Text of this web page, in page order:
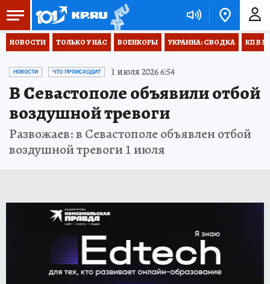
НОВОСТИ ТОЛЬКО У НАС ВОЕНКОРЫ УКРАИНА: СВОДКА КП В
НОВОСТИ ЧТО ПРОИСХОДИТ 1 июля 2026 6:54
В Севастополе объявили отбой
воздушной тревоги
Развожаев: в Севастополе объявлен отбой
воздушной тревоги 1 июля